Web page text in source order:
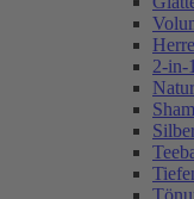
2-in-